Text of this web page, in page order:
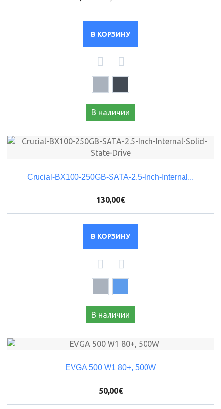
В КОРЗИНУ
В наличии
Crucial-BX100-250GB-SATA-2.5-Inch-Internal...
130,00€
В КОРЗИНУ
В наличии
EVGA 500 W1 80+, 500W
50,00€